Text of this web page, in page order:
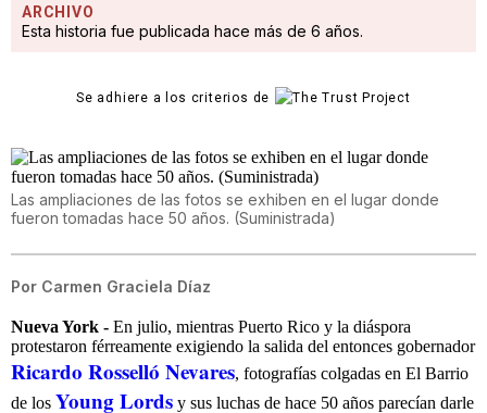
ARCHIVO
Esta historia fue publicada hace más de 6 años.
Se adhiere a los criterios de
Las ampliaciones de las fotos se exhiben en el lugar donde
fueron tomadas hace 50 años. (Suministrada)
Por Carmen Graciela Díaz
Nueva York - En julio, mientras Puerto Rico y la diáspora
protestaron férreamente exigiendo la salida del entonces gobernador
Ricardo Rosselló Nevares, fotografías colgadas en El Barrio
de los Young Lords y sus luchas de hace 50 años parecían darle